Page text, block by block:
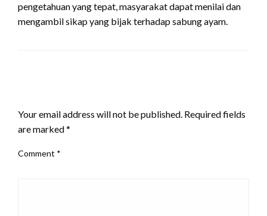
pengetahuan yang tepat, masyarakat dapat menilai dan
mengambil sikap yang bijak terhadap sabung ayam.
Your email address will not be published. Required fields
are marked*
Comment *